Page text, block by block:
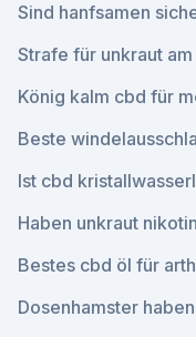
Sind hanfsamen
Strafe für unkraut
König kalm cbd für
Beste
Ist cbd
Haben unkraut nikotin_
Bestes cbd öl für
Dosenhamster